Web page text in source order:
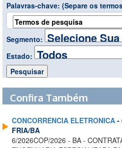
Palavras-chave: (Separe os
Segmento:
Estado:
Confira Também
CONCORRENCIA ELETRONICA -
FRIA/BA
6/2026COP/2026 - BA -